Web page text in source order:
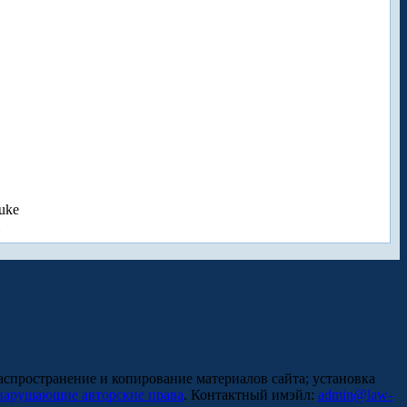
и копирование материалов сайта; установка
авторские права. Контактный имэйл: admin@law-